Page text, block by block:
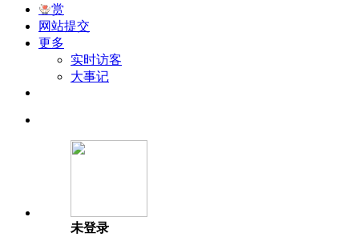
赏
网站提交
更多
实时访客
大事记
未登录